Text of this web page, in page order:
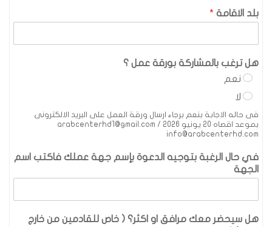
بلد الاقامة *
هل ترغب بالمشاركة بورقة عمل ؟
نعم
لا
فى حاله الاجابة بنعم برجاء ارسال ورقة العمل على البريد الالكترونى
بموعد اقصاه 20 يونيو 2026 arabcenterhd1@gmail.com /
info@arabcenterhd.com
في حال الرغبة بتوجيه الدعوة بإسم جهة عملك فاكتب اسم
الجهة
هل سيحضر معك مرافق او اكثر؟ ( خاص للقادمين من خارج